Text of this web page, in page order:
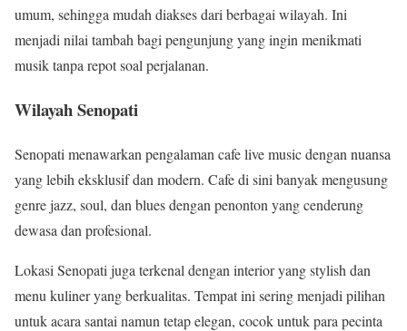
umum, sehingga mudah diakses dari berbagai wilayah. Ini
menjadi nilai tambah bagi pengunjung yang ingin menikmati
musik tanpa repot soal perjalanan.
Wilayah Senopati
Senopati menawarkan pengalaman cafe live music dengan nuansa
yang lebih eksklusif dan modern. Cafe di sini banyak mengusung
genre jazz, soul, dan blues dengan penonton yang cenderung
dewasa dan profesional.
Lokasi Senopati juga terkenal dengan interior yang stylish dan
menu kuliner yang berkualitas. Tempat ini sering menjadi pilihan
untuk acara santai namun tetap elegan, cocok untuk para pecinta